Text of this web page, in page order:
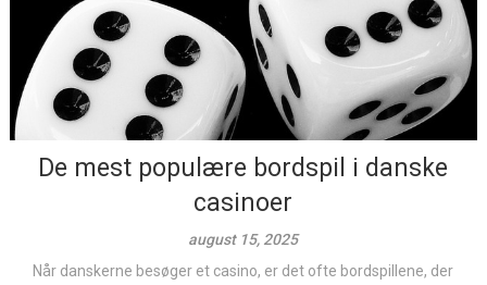
De mest populære bordspil i danske
casinoer
august 15, 2025
Når danskerne besøger et casino, er det ofte bordspillene, der